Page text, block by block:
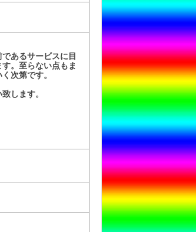
あるサービスに目
。至らない点もま
次第です。
します。